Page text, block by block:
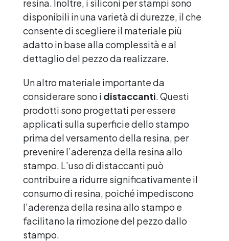
resina. Inoltre, i siliconi per stampi sono
disponibili in una varietà di durezze, il che
consente di scegliere il materiale più
adatto in base alla complessità e al
dettaglio del pezzo da realizzare.
Un altro materiale importante da
considerare sono i distaccanti. Questi
prodotti sono progettati per essere
applicati sulla superficie dello stampo
prima del versamento della resina, per
prevenire l’aderenza della resina allo
stampo. L’uso di distaccanti può
contribuire a ridurre significativamente il
consumo di resina, poiché impediscono
l’aderenza della resina allo stampo e
facilitano la rimozione del pezzo dallo
stampo.